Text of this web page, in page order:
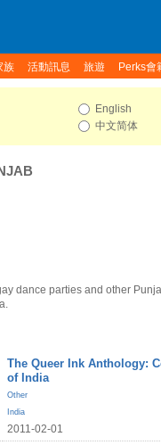
族 活動訊息 旅遊 Perks會
English
中文简体
dance parties and other
The Queer Ink Anthology:
of India
Other
India
2011-02-01